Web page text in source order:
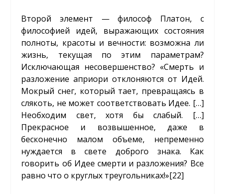
Второй элемент — философ Платон, с
философией идей, выражающих состояния
полноты, красоты и вечности: возможна ли
жизнь, текущая по этим параметрам?
Исключающая несовершенство? «Смерть и
разложение априори отклоняются от Идей.
Мокрый снег, который тает, превращаясь в
слякоть, не может соответствовать Идее. […]
Необходим свет, хотя бы слабый. […]
Прекрасное и возвышенное, даже в
бесконечно малом объеме, непременно
нуждается в свете доброго знака. Как
говорить об Идее смерти и разложения? Все
равно что о круглых треугольниках!»[22]